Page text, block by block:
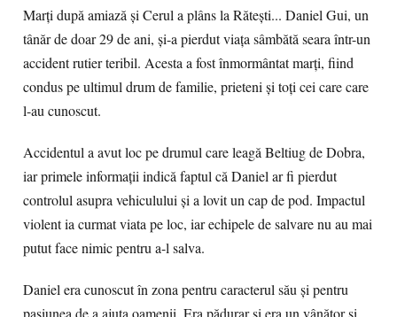
Marți după amiază și Cerul a plâns la Rătești... Daniel Gui, un
tânăr de doar 29 de ani, și-a pierdut viața sâmbătă seara într-un
accident rutier teribil. Acesta a fost înmormântat marți, fiind
condus pe ultimul drum de familie, prieteni și toți cei care care
l-au cunoscut.
Accidentul a avut loc pe drumul care leagă Beltiug de Dobra,
iar primele informații indică faptul că Daniel ar fi pierdut
controlul asupra vehiculului și a lovit un cap de pod. Impactul
violent ia curmat viata pe loc, iar echipele de salvare nu au mai
putut face nimic pentru a-l salva.
Daniel era cunoscut în zona pentru caracterul său și pentru